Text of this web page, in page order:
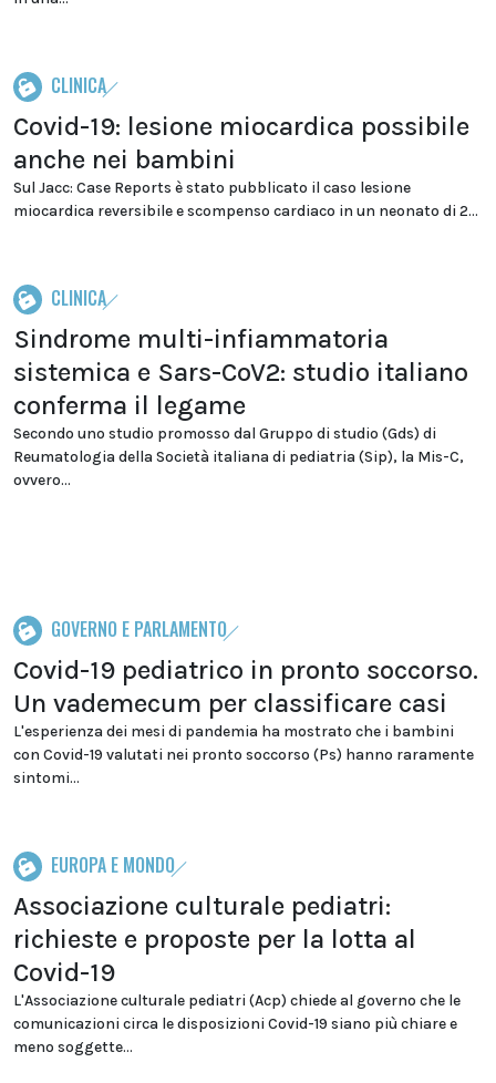
CLINICA
Covid-19: lesione miocardica possibile
anche nei bambini
Sul Jacc: Case Reports è stato pubblicato il caso lesione
miocardica reversibile e scompenso cardiaco in un neonato di 2...
CLINICA
Sindrome multi-infiammatoria
sistemica e Sars-CoV2: studio italiano
conferma il legame
Secondo uno studio promosso dal Gruppo di studio (Gds) di
Reumatologia della Società italiana di pediatria (Sip), la Mis-C,
ovvero...
GOVERNO E PARLAMENTO
Covid-19 pediatrico in pronto soccorso.
Un vademecum per classificare casi
L'esperienza dei mesi di pandemia ha mostrato che i bambini
con Covid-19 valutati nei pronto soccorso (Ps) hanno raramente
sintomi...
EUROPA E MONDO
Associazione culturale pediatri:
richieste e proposte per la lotta al
Covid-19
L'Associazione culturale pediatri (Acp) chiede al governo che le
comunicazioni circa le disposizioni Covid-19 siano più chiare e
meno soggette...